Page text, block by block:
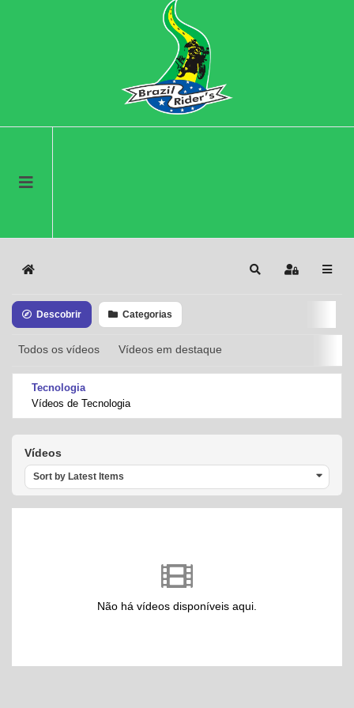
Home SearchSign In
Descobrir Categorias
Todos os vídeos Vídeos em destaque
Tecnologia
Vídeos de Tecnologia
Vídeos
Sort by Latest Items
Não há vídeos disponíveis aqui.